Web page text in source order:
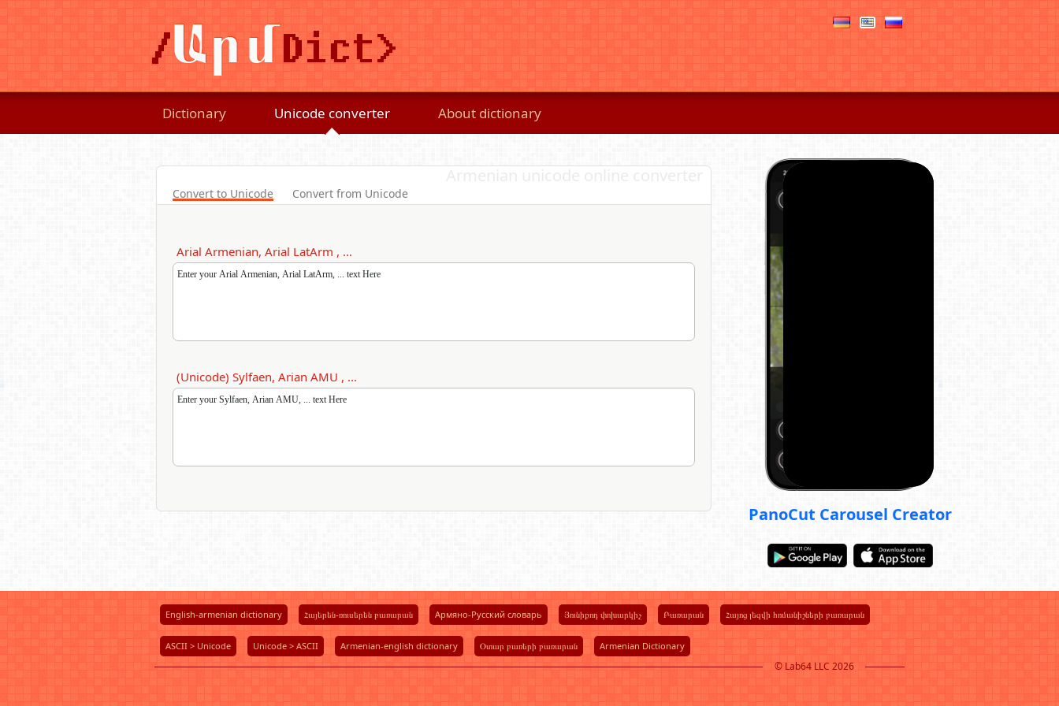
Dictionary Unicode converter About dictionary
Convert to Unicode Convert from Unicode
Arial Armenian, Arial LatArm , ...
Enter your Arial Armenian, Arial LatArm, ... text Here
(Unicode) Sylfaen, Arian AMU , ...
Enter your Sylfaen, Arian AMU, ... text Here
PanoCut Carousel Creator
English-armenian dictionary Հայերեն-ռուսերեն բառարան Армяно-Русский словарь Յունիքոդ փոխարկիչ Բառարան Հայոց լեզվի հոմանիշների բառարան
ASCII > Unicode Unicode > ASCII Armenian-english dictionary Օտար բառերի բառարան Armenian Dictionary
© Lab64 LLC 2026